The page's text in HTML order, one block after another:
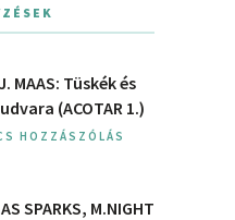
MAAS: Tüskék és
(ACOTAR 1.)
HOZZÁSZÓLÁS
SPARKS, M.NIGHT